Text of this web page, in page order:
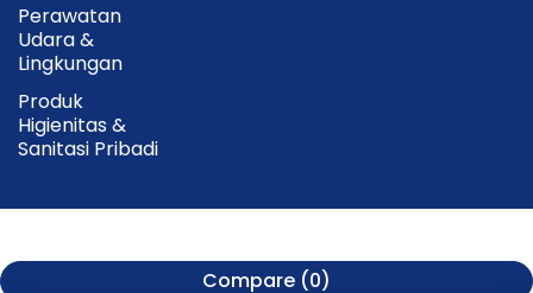
Perawatan
Udara &
Lingkungan
Produk
Higienitas &
Sanitasi Pribadi
Compare (0)